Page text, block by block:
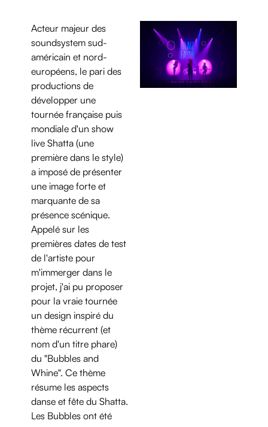
Acteur majeur des
soundsystem sud-
américain et nord-
européens, le pari des
productions de
développer une
tournée française puis
mondiale d'un show
live Shatta (une
première dans le style)
a imposé de présenter
une image forte et
marquante de sa
présence scénique.
Appelé sur les
premières dates de test
de l'artiste pour
m'immerger dans le
projet, j'ai pu proposer
pour la vraie tournée
un design inspiré du
thème récurrent (et
nom d'un titre phare)
du "Bubbles and
Whine". Ce thème
résume les aspects
danse et fête du Shatta.
Les Bubbles ont été